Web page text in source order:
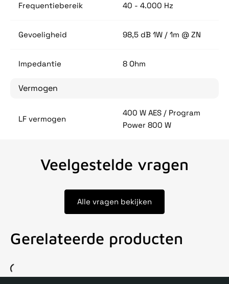
Frequentiebereik 40 - 4.000 Hz
Gevoeligheid 98,5 dB 1W / 1m @ ZN
Impedantie 8 Ohm
Vermogen
LF vermogen
400 W AES / Program
Power 800 W
Veelgestelde vragen
Alle vragen bekijken
Gerelateerde producten
Voor 15uur besteld, zelfde dag verstuurd Echte winkel +35